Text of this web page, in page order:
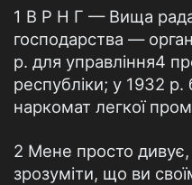
1 В Р Н Г — Вища
господарства —
р. для управління4
республіки; у 1932
наркомат легкої
2 Мене просто
зрозуміти, що ви